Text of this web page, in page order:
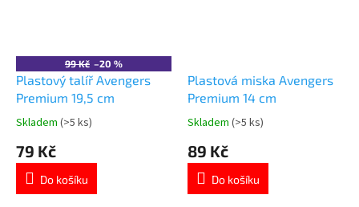
99 Kč –20 %
Plastový talíř Avengers
Premium 19,5 cm
Průměrné
produktu
5,0
Skladem (>5 ks)
79 Kč
Do košíku
Plastová miska Avengers
Premium 14 cm
Průměrné
produktu
5,0
Skladem (>5 ks)
89 Kč
Do košíku